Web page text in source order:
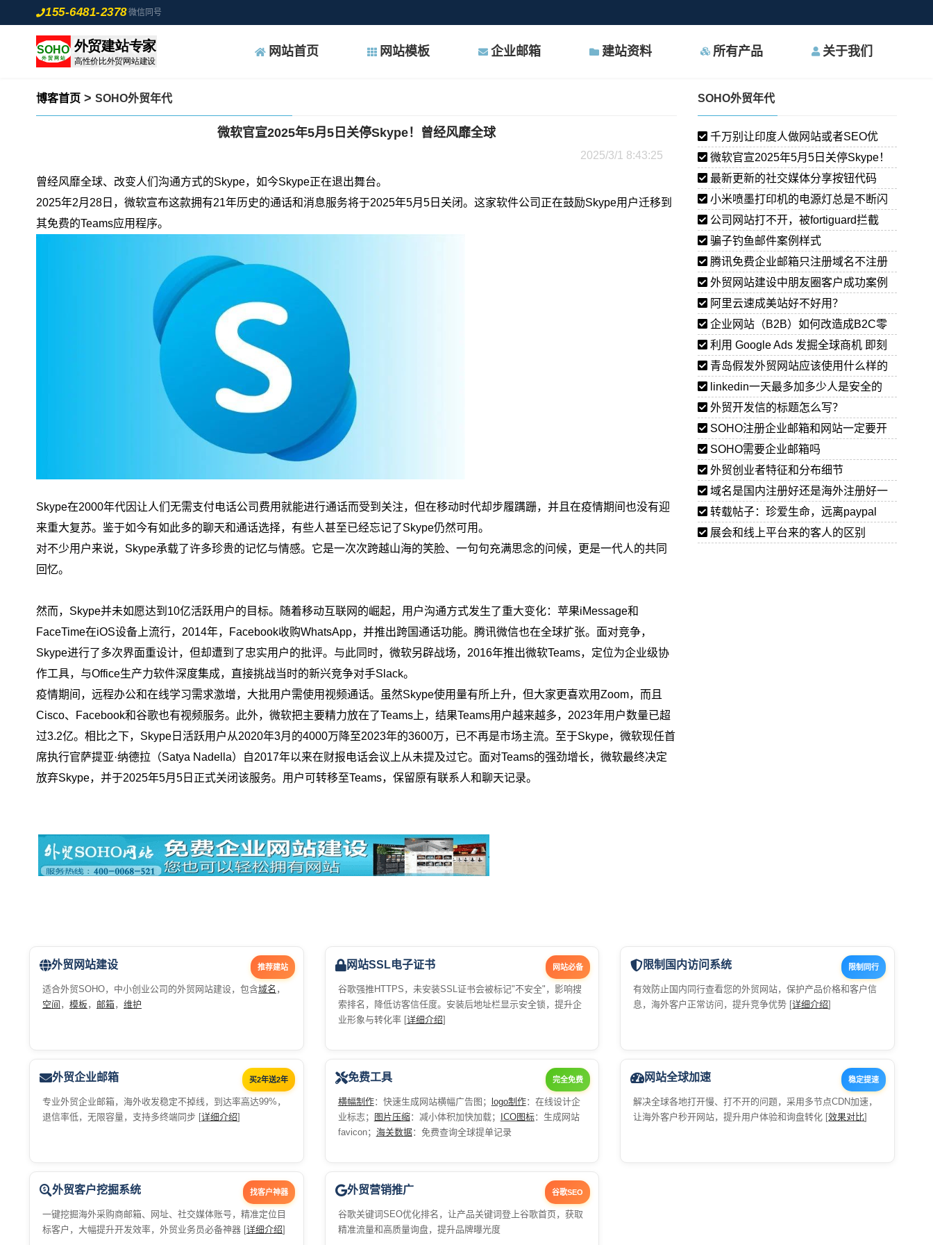
155-6481-2378微信同号
网站首页 网站模板 企业邮箱 建站资料 所有产品 关于我们
博客首页 > SOHO外贸年代
微软官宣2025年5月5日关停Skype！曾经风靡全球
2025/3/1 8:43:25
曾经风靡全球、改变人们沟通方式的Skype，如今Skype正在退出舞台。
2025年2月28日，微软宣布这款拥有21年历史的通话和消息服务将于2025年5月5日关闭。这家软件公司正在鼓励Skype用户迁移到
其免费的Teams应用程序。
Skype在2000年代因让人们无需支付电话公司费用就能进行通话而受到关注，但在移动时代却步履蹒跚，并且在疫情期间也没有迎
来重大复苏。鉴于如今有如此多的聊天和通话选择，有些人甚至已经忘记了Skype仍然可用。
对不少用户来说，Skype承载了许多珍贵的记忆与情感。它是一次次跨越山海的笑脸、一句句充满思念的问候，更是一代人的共同
回忆。
然而，Skype并未如愿达到10亿活跃用户的目标。
随着移动互联网的崛起，用户沟通方式发生了重大变化：苹果iMessage和
FaceTime在iOS设备上流行，2014年，Facebook收购WhatsApp，并推出跨国通话功能。腾讯微信也在全球扩张。面对竞争，
Skype进行了多次界面重设计，但却遭到了忠实用户的批评。与此同时，微软另辟战场，2016年推出微软Teams，定位为企业级协
作工具，与Office生产力软件深度集成，直接挑战当时的新兴竞争对手Slack。
疫情期间，远程办公和在线学习需求激增，大批用户需使用视频通话。虽然Skype使用量有所上升，但大家更喜欢用Zoom，而且
Cisco、Facebook和谷歌也有视频服务。此外，微软把主要精力放在了Teams上，结果Teams用户越来越多，2023年用户数量已超
过3.2亿。相比之下，Skype日活跃用户从2020年3月的4000万降至2023年的3600万，已不再是市场主流。至于Skype，微软现任首
席执行官萨提亚·纳德拉（Satya Nadella）自2017年以来在财报电话会议上从未提及过它。面对Teams的强劲增长，微软最终决定
放弃Skype，并于2025年5月5日正式关闭该服务。用户可转移至Teams，保留原有联系人和聊天记录。
SOHO外贸年代
千万别让印度人做网站或者SEO优
化！巨坑！
微软官宣2025年5月5日关停Skype！
曾经风靡全球
最新更新的社交媒体分享按钮代码
小米喷墨打印机的电源灯总是不断闪
烁 公司网站打不开，被fortiguard拦截
了！骗子钓鱼邮件案例样式
腾讯免费企业邮箱只注册域名不注册
公司可以吗？
外贸网站建设中朋友圈客户成功案例
分享阿里云速成美站好不好用？
企业网站（B2B）如何改造成B2C零
售购物网站？
利用 Google Ads 发掘全球商机 即刻
扫码，领取RMB400广告优惠券
青岛假发外贸网站应该使用什么样的
外贸网站模板
linkedin一天最多加多少人是安全的
外贸开发信的标题怎么写？
SOHO注册企业邮箱和网站一定要开
公司吗?
SOHO需要企业邮箱吗
外贸创业者特征和分布细节
域名是国内注册好还是海外注册好一
些?转载帖子：珍爱生命，远离paypal
展会和线上平台来的客人的区别
推荐建站
外贸网站建设
适合外贸SOHO，中小创业公司的外贸网站建设，包含域名 ，
空间 ， 模板 ， 邮箱， 维护
网站必备
网站SSL电子证书
谷歌强推HTTPS，未安装SSL证书会被标记"不安全"，影响搜
索排名，降低访客信任度。安装后地址栏显示安全锁，提升企
业形象与转化率 [详细介绍]
限制同行
限制国内访问系统
有效防止国内同行查看您的外贸网站，保护产品价格和客户信
息，海外客户正常访问，提升竞争优势 [详细介绍]
买2年送2年
外贸企业邮箱
专业外贸企业邮箱，海外收发稳定不掉线，到达率高达99%，
退信率低，无限容量，支持多终端同步 [详细介绍]
完全免费
免费工具
横幅制作：快速生成网站横幅广告图； logo制作：在线设计企
业标志；
图片压缩：减小体积加快加载； ICO图标：生成网站
favicon； 海关数据：免费查询全球提单记录
稳定提速
网站全球加速
解决全球各地打开慢、打不开的问题，采用多节点CDN加速，
让海外客户秒开网站，提升用户体验和询盘转化 [效果对比]
找客户神器
外贸客户挖掘系统
一键挖掘海外采购商邮箱、网址、社交媒体账号，精准定位目
标客户，大幅提升开发效率，外贸业务员必备神器 [详细介绍]
谷歌SEO
外贸营销推广
谷歌关键词SEO优化排名，让产品关键词登上谷歌首页，获取
精准流量和高质量询盘，提升品牌曝光度